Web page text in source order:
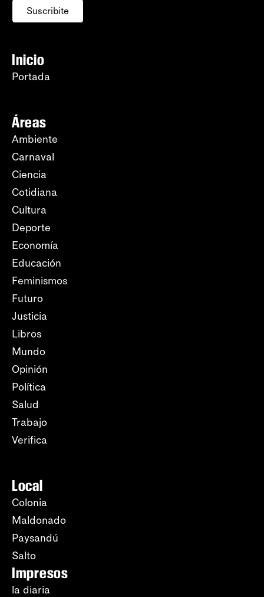
Suscribite
Inicio
Portada
Áreas
Ambiente
Carnaval
Ciencia
Cotidiana
Cultura
Deporte
Economía
Educación
Feminismos
Futuro
Justicia
Libros
Mundo
Opinión
Política
Salud
Trabajo
Verifica
Local
Colonia
Maldonado
Paysandú
Salto
Impresos
la diaria